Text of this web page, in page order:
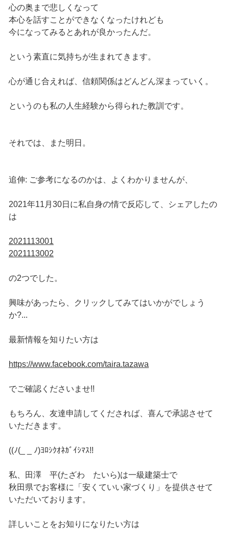
心の奥まで悲しくなって
本心を話すことができなくなったけれども
今になってみるとあれが良かったんだ。
という素直に気持ちが生まれてきます。
心が通じ合えれば、信頼関係はどんどん深まっていく。
というのも私の人生経験から得られた教訓です。
それでは、また明日。
追伸: ご参考になるのかは、よくわかりませんが、
2021年11月30日に私自身の情で反応して、シェアしたの
は
2021113001
2021113002
の2つでした。
興味があったら、クリックしてみてはいかがでしょう
か?...
最新情報を知りたい方は
https://www.facebook.com/taira.tazawa
でご確認くださいませ!!
もちろん、友達申請してくだされば、喜んで承認させて
いただきます。
((ﾉ(_ _ ﾉ)ﾖﾛｼｸｵﾈｶﾞｲｼﾏｽ!!
私、田澤 平(たざわ たいら)は一級建築士で
秋田県でお客様に「安くていい家づくり」を提供させて
いただいております。
詳しいことをお知りになりたい方は